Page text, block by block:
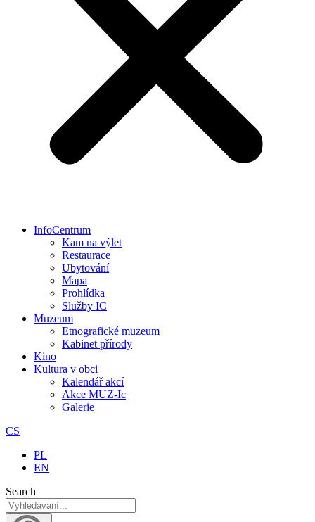
InfoCentrum
Kam na výlet
Restaurace
Ubytování
Mapa
Prohlídka
Služby IC
Muzeum
Etnografické muzeum
Kabinet přírody
Kino
Kultura v obci
Kalendář akcí
Akce MUZ-Ic​
Galerie
CS
PL
EN
Search